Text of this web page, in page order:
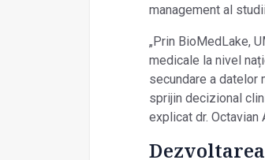
management al
„Prin BioMedLake,
medicale la nivel
secundare a datelor
sprijin decizional
explicat dr. Octavian